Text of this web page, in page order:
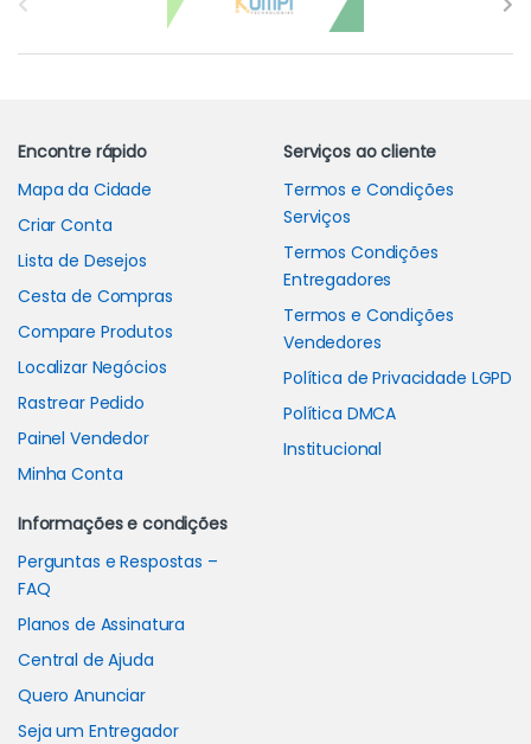
Encontre rápido
Mapa da Cidade
Criar Conta
Lista de Desejos
Cesta de Compras
Compare Produtos
Localizar Negócios
Rastrear Pedido
Painel Vendedor
Minha Conta
Serviços ao cliente
Termos e Condições
Serviços
Termos Condições
Entregadores
Termos e Condições
Vendedores
Política de Privacidade LGPD
Política DMCA
Institucional
Informações e condições
Perguntas e Respostas –
FAQ
Planos de Assinatura
Central de Ajuda
Quero Anunciar
Seja um Entregador